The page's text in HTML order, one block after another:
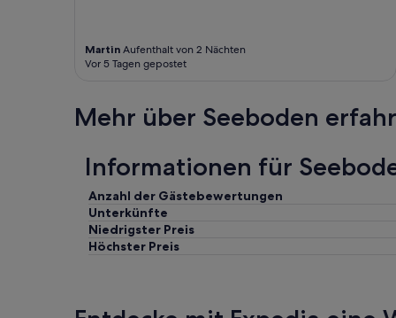
Martin Aufenthalt von 2 Nächten
Vor 5 Tagen gepostet
Mehr über Seeboden
Informationen für
Anzahl der Gästebewertungen
Unterkünfte
Niedrigster Preis
Höchster Preis